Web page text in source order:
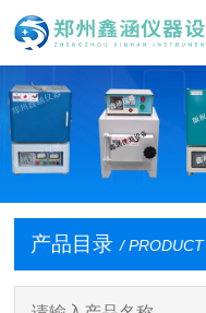
产品目录 /